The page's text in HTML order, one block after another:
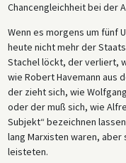
Chancengleichheit bei der
Wenn es morgens um fünf
heute nicht mehr der
Stachel löckt, der verliert,
wie Robert Havemann aus
der zieht sich, wie
oder der muß sich, wie
Subjekt“ bezeichnen
lang Marxisten waren, aber
leisteten.